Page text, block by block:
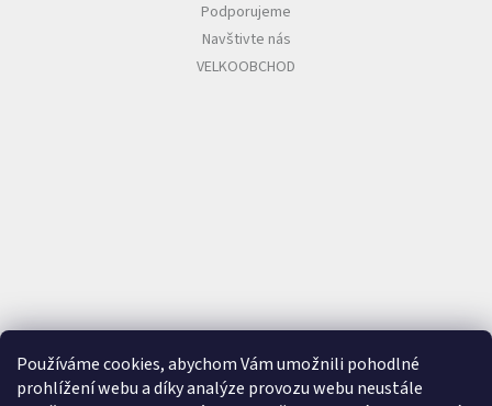
Používáme cookies, abychom Vám umožnili pohodlné
prohlížení webu a díky analýze provozu webu neustále
Podporujeme
Navštivte nás
VELKOOBCHOD